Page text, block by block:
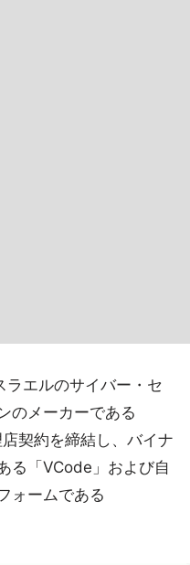
エルのサイバー・セ
のメーカーである
契約を締結し、バイナ
る「VCode」および自
ォームである